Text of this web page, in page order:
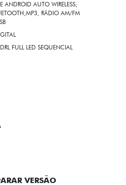
E ANDROID AUTO WIRELESS;
RÁDIO AM/FM
FULL LED SEQUENCIAL
VERSÃO